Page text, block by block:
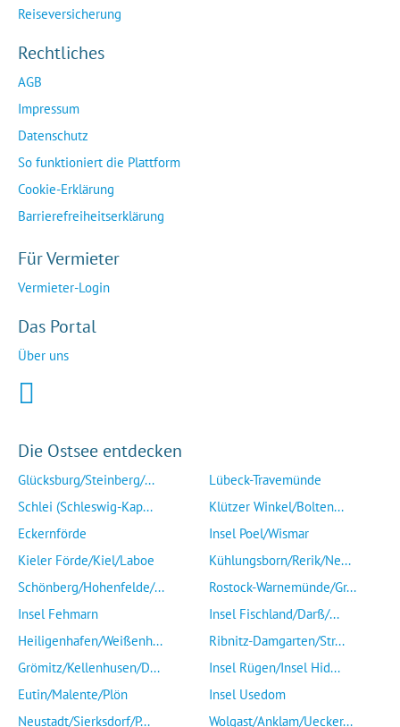
Reiseversicherung
Rechtliches
AGB
Impressum
Datenschutz
So funktioniert die Plattform
Cookie-Erklärung
Barrierefreiheitserklärung
Für Vermieter
Vermieter-Login
Das Portal
Über uns
Die Ostsee entdecken
Glücksburg/Steinberg/...
Schlei (Schleswig-Kap...
Eckernförde
Kieler Förde/Kiel/Laboe
Schönberg/Hohenfelde/...
Insel Fehmarn
Heiligenhafen/Weißenh...
Grömitz/Kellenhusen/D...
Eutin/Malente/Plön
Neustadt/Sierksdorf/P...
Lübeck-Travemünde
Klützer Winkel/Bolten...
Insel Poel/Wismar
Kühlungsborn/Rerik/Ne...
Rostock-Warnemünde/Gr...
Insel Fischland/Darß/...
Ribnitz-Damgarten/Str...
Insel Rügen/Insel Hid...
Insel Usedom
Wolgast/Anklam/Uecker...